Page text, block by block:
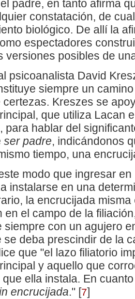
padre, en tanto afirma
constatación, de
biológico. De allí la
espectadores
versiones posibles de
psicoanalista David
siempre un
certezas. Kreszes se
que utiliza Lacan
, para hablar del
ser padre, indicándonos
tiempo, una
modo que ingresar
instalarse en una
la encrucijada
en el campo de la
siempre con un agujero
se deba prescindir de la
que "el lazo filiatorio
y aquello que
que ella instala. En
encrucijada." [7]